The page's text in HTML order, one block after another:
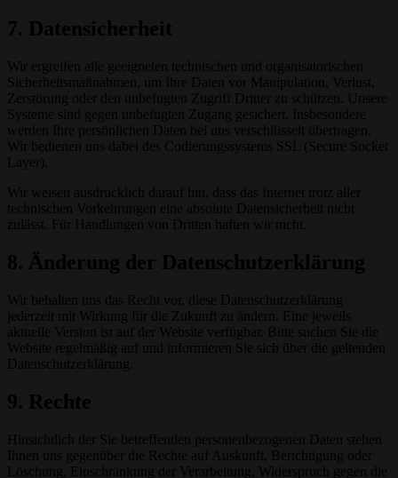
7. Datensicherheit
Wir ergreifen alle geeigneten technischen und organisatorischen
Sicherheitsmaßnahmen, um Ihre Daten vor Manipulation, Verlust,
Zerstörung oder den unbefugten Zugriff Dritter zu schützen. Unsere
Systeme sind gegen unbefugten Zugang gesichert. Insbesondere
werden Ihre persönlichen Daten bei uns verschlüsselt übertragen.
Wir bedienen uns dabei des Codierungssystems SSL (Secure Socket
Layer).
Wir weisen ausdrücklich darauf hin, dass das Internet trotz aller
technischen Vorkehrungen eine absolute Datensicherheit nicht
zulässt. Für Handlungen von Dritten haften wir nicht.
8. Änderung der Datenschutzerklärung
Wir behalten uns das Recht vor, diese Datenschutzerklärung
jederzeit mit Wirkung für die Zukunft zu ändern. Eine jeweils
aktuelle Version ist auf der Website verfügbar. Bitte suchen Sie die
Website regelmäßig auf und informieren Sie sich über die geltenden
Datenschutzerklärung.
9. Rechte
Hinsichtlich der Sie betreffenden personenbezogenen Daten stehen
Ihnen uns gegenüber die Rechte auf Auskunft, Berichtigung oder
Löschung, Einschränkung der Verarbeitung, Widerspruch gegen die